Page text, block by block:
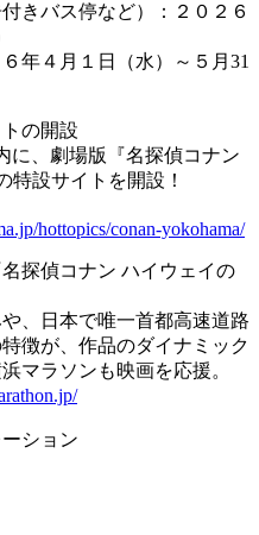
きバス停など）：２０２６
年４月１日（水）～５月31
の開設
に、劇場版『名探偵コナン
特設サイトを開設！
hottopics/conan-yokohama/
探偵コナン ハイウェイの
、日本で唯一首都高速道路
徴が、作品のダイナミック
マラソンも映画を応援。
ション